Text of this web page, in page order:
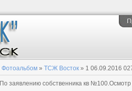
Фотоальбом » ТСЖ Восток » 1 06.09.2016
По заявлению собственника кв